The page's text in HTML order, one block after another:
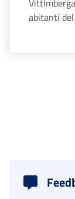
abitanti